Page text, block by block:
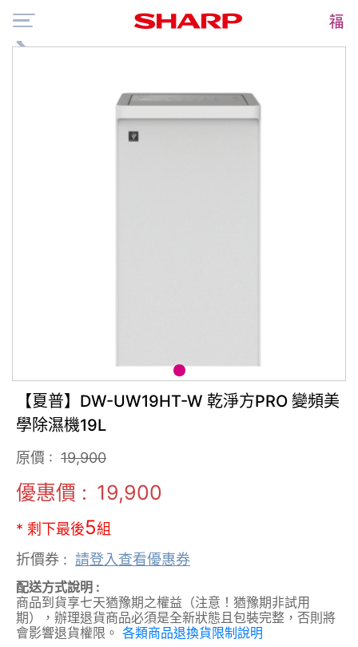
【夏普】DW-UW19HT-W 乾淨方PRO 變頻美
學除濕機19L
原價 : 19,900
優惠價 : 19,900
* 剩下最後5組
折價券 : 請登入查看優惠券
配送方式說明 :
商品到貨享七天猶豫期之權益（注意！猶豫期非試用
期），辦理退貨商品必須是全新狀態且包裝完整，否則將
會影響退貨權限。 各類商品退換貨限制說明